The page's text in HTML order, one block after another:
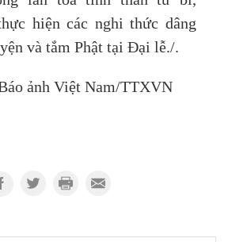
hiện các nghi thức dâng
và tắm Phật tại Đại lễ./.
ảnh Việt Nam/TTXVN